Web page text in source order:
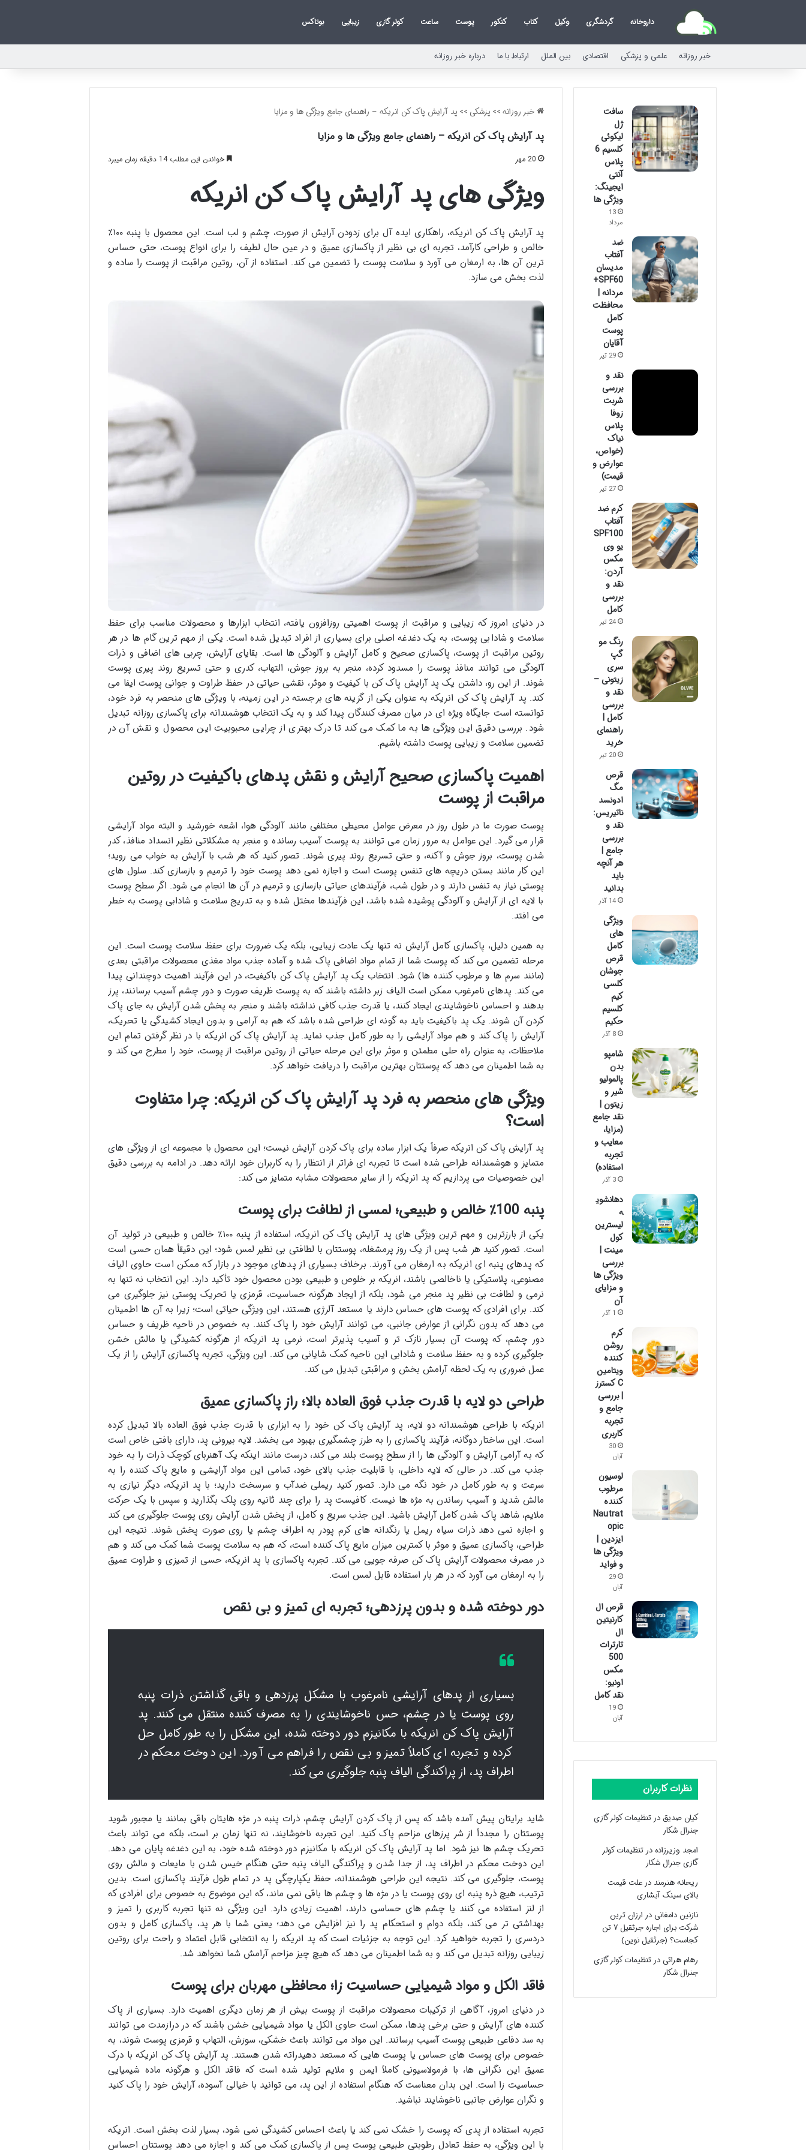
داروخانه گردشگری وکیل کتاب کنکور پوست ساعت کولر گازی زیبایی بوتاکس
خبر روزانه علمی و پزشکی اقتصادی بین الملل ارتباط با ما درباره خبر روزانه
خبر روزانه>> پزشکی >> پد آرایش پاک کن انریکه – راهنمای جامع ویژگی ها و مزایا
پد آرایش پاک کن انریکه – راهنمای جامع ویژگی ها و مزایا
20 مهر خواندن این مطلب 14 دقیقه زمان میبرد
ویژگی های پد آرایش پاک کن انریکه
پد آرایش پاک کن انریکه، راهکاری ایده آل برای زدودن آرایش از صورت، چشم و لب است. این محصول با پنبه ۱۰۰٪
خالص و طراحی کارآمد، تجربه ای بی نظیر از پاکسازی عمیق و در عین حال لطیف را برای انواع پوست، حتی حساس
ترین آن ها، به ارمغان می آورد و سلامت پوست را تضمین می کند. استفاده از آن، روتین مراقبت از پوست را ساده و
لذت بخش می سازد.
در دنیای امروز که زیبایی و مراقبت از پوست اهمیتی روزافزون یافته، انتخاب ابزارها و محصولات مناسب برای حفظ
سلامت و شادابی پوست، به یک دغدغه اصلی برای بسیاری از افراد تبدیل شده است. یکی از مهم ترین گام ها در هر
روتین مراقبت از پوست، پاکسازی صحیح و کامل آرایش و آلودگی ها است. بقایای آرایش، چربی های اضافی و ذرات
آلودگی می توانند منافذ پوست را مسدود کرده، منجر به بروز جوش، التهاب، کدری و حتی تسریع روند پیری پوست
شوند. از این رو، داشتن یک پد آرایش پاک کن با کیفیت و موثر، نقشی حیاتی در حفظ طراوت و جوانی پوست ایفا می
کند. پد آرایش پاک کن انریکه به عنوان یکی از گزینه های برجسته در این زمینه، با ویژگی های منحصر به فرد خود،
توانسته است جایگاه ویژه ای در میان مصرف کنندگان پیدا کند و به یک انتخاب هوشمندانه برای پاکسازی روزانه تبدیل
شود. بررسی دقیق این ویژگی ها به ما کمک می کند تا درک بهتری از چرایی محبوبیت این محصول و نقش آن در
تضمین سلامت و زیبایی پوست داشته باشیم.
اهمیت پاکسازی صحیح آرایش و نقش پدهای باکیفیت در روتین
مراقبت از پوست
پوست صورت ما در طول روز در معرض عوامل محیطی مختلفی مانند آلودگی هوا، اشعه خورشید و البته مواد آرایشی
قرار می گیرد. این عوامل به مرور زمان می توانند به پوست آسیب رسانده و منجر به مشکلاتی نظیر انسداد منافذ، کدر
شدن پوست، بروز جوش و آکنه، و حتی تسریع روند پیری شوند. تصور کنید که هر شب با آرایش به خواب می روید؛
این کار مانند بستن دریچه های تنفس پوست است و اجازه نمی دهد پوست خود را ترمیم و بازسازی کند. سلول های
پوستی نیاز به تنفس دارند و در طول شب، فرآیندهای حیاتی بازسازی و ترمیم در آن ها انجام می شود. اگر سطح پوست
با لایه ای از آرایش و آلودگی پوشیده شده باشد، این فرآیندها مختل شده و به تدریج سلامت و شادابی پوست به خطر
می افتد.
به همین دلیل، پاکسازی کامل آرایش نه تنها یک عادت زیبایی، بلکه یک ضرورت برای حفظ سلامت پوست است. این
مرحله تضمین می کند که پوست شما از تمام مواد اضافی پاک شده و آماده جذب مواد مغذی محصولات مراقبتی بعدی
(مانند سرم ها و مرطوب کننده ها) شود. انتخاب یک پد آرایش پاک کن باکیفیت، در این فرآیند اهمیت دوچندانی پیدا
می کند. پدهای نامرغوب ممکن است الیاف زبر داشته باشند که به پوست ظریف صورت و دور چشم آسیب برسانند، پرز
بدهند و احساس ناخوشایندی ایجاد کنند، یا قدرت جذب کافی نداشته باشند و منجر به پخش شدن آرایش به جای پاک
کردن آن شوند. یک پد باکیفیت باید به گونه ای طراحی شده باشد که هم به آرامی و بدون ایجاد کشیدگی یا تحریک،
آرایش را پاک کند و هم مواد آرایشی را به طور کامل جذب نماید. پد آرایش پاک کن انریکه با در نظر گرفتن تمام این
ملاحظات، به عنوان راه حلی مطمئن و موثر برای این مرحله حیاتی از روتین مراقبت از پوست، خود را مطرح می کند و
به شما اطمینان می دهد که پوستتان بهترین مراقبت را دریافت خواهد کرد.
ویژگی های منحصر به فرد پد آرایش پاک کن انریکه: چرا متفاوت
است؟
پد آرایش پاک کن انریکه صرفاً یک ابزار ساده برای پاک کردن آرایش نیست؛ این محصول با مجموعه ای از ویژگی های
متمایز و هوشمندانه طراحی شده است تا تجربه ای فراتر از انتظار را به کاربران خود ارائه دهد. در ادامه به بررسی دقیق
این خصوصیات می پردازیم که پد انریکه را از سایر محصولات مشابه متمایز می کند:
پنبه 100٪ خالص و طبیعی؛ لمسی از لطافت برای پوست
یکی از بارزترین و مهم ترین ویژگی های پد آرایش پاک کن انریکه، استفاده از پنبه ۱۰۰٪ خالص و طبیعی در تولید آن
است. تصور کنید هر شب پس از یک روز پرمشغله، پوستتان با لطافتی بی نظیر لمس شود؛ این دقیقاً همان حسی است
که پدهای پنبه ای انریکه به ارمغان می آورند. برخلاف بسیاری از پدهای موجود در بازار که ممکن است حاوی الیاف
مصنوعی، پلاستیکی یا ناخالصی باشند، انریکه بر خلوص و طبیعی بودن محصول خود تأکید دارد. این انتخاب نه تنها به
نرمی و لطافت بی نظیر پد منجر می شود، بلکه از ایجاد هرگونه حساسیت، قرمزی یا تحریک پوستی نیز جلوگیری می
کند. برای افرادی که پوست های حساس دارند یا مستعد آلرژی هستند، این ویژگی حیاتی است؛ زیرا به آن ها اطمینان
می دهد که بدون نگرانی از عوارض جانبی، می توانند آرایش خود را پاک کنند. به خصوص در ناحیه ظریف و حساس
دور چشم، که پوست آن بسیار نازک تر و آسیب پذیرتر است، نرمی پد انریکه از هرگونه کشیدگی یا مالش خشن
جلوگیری کرده و به حفظ سلامت و شادابی این ناحیه کمک شایانی می کند. این ویژگی، تجربه پاکسازی آرایش را از یک
عمل ضروری به یک لحظه آرامش بخش و مراقبتی تبدیل می کند.
طراحی دو لایه با قدرت جذب فوق العاده بالا؛ راز پاکسازی عمیق
انریکه با طراحی هوشمندانه دو لایه، پد آرایش پاک کن خود را به ابزاری با قدرت جذب فوق العاده بالا تبدیل کرده
است. این ساختار دوگانه، فرآیند پاکسازی را به طرز چشمگیری بهبود می بخشد. لایه بیرونی پد، دارای بافتی خاص است
که به آرامی آرایش و آلودگی ها را از سطح پوست بلند می کند، درست مانند اینکه یک آهنربای کوچک ذرات را به خود
جذب می کند. در حالی که لایه داخلی، با قابلیت جذب بالای خود، تمامی این مواد آرایشی و مایع پاک کننده را به
سرعت و به طور کامل در خود نگه می دارد. تصور کنید ریملی ضدآب و سرسخت دارید؛ با پد انریکه، دیگر نیازی به
مالش شدید و آسیب رساندن به مژه ها نیست. کافیست پد را برای چند ثانیه روی پلک بگذارید و سپس با یک حرکت
ملایم، شاهد پاک شدن کامل آرایش باشید. این جذب سریع و کامل، از پخش شدن آرایش روی پوست جلوگیری می کند
و اجازه نمی دهد ذرات سیاه ریمل یا رنگدانه های کرم پودر به اطراف چشم یا روی صورت پخش شوند. نتیجه این
طراحی، پاکسازی عمیق و موثر با کمترین میزان مایع پاک کننده است، که هم به سلامت پوست شما کمک می کند و هم
در مصرف محصولات آرایش پاک کن صرفه جویی می کند. تجربه پاکسازی با پد انریکه، حسی از تمیزی و طراوت عمیق
را به ارمغان می آورد که در هر بار استفاده قابل لمس است.
دور دوخته شده و بدون پرزدهی؛ تجربه ای تمیز و بی نقص
بسیاری از پدهای آرایشی نامرغوب با مشکل پرزدهی و باقی گذاشتن ذرات پنبه
روی پوست یا در چشم، حس ناخوشایندی را به مصرف کننده منتقل می کنند. پد
آرایش پاک کن انریکه با مکانیزم دور دوخته شده، این مشکل را به طور کامل حل
کرده و تجربه ای کاملاً تمیز و بی نقص را فراهم می آورد. این دوخت محکم در
اطراف پد، از پراکندگی الیاف پنبه جلوگیری می کند.
شاید برایتان پیش آمده باشد که پس از پاک کردن آرایش چشم، ذرات پنبه در مژه هایتان باقی بمانند یا مجبور شوید
پوستتان را مجدداً از شر پرزهای مزاحم پاک کنید. این تجربه ناخوشایند، نه تنها زمان بر است، بلکه می تواند باعث
تحریک چشم ها نیز شود. اما پد آرایش پاک کن انریکه با مکانیزم دور دوخته شده خود، به این دغدغه پایان می دهد.
این دوخت محکم در اطراف پد، از جدا شدن و پراکندگی الیاف پنبه حتی هنگام خیس شدن با مایعات و مالش روی
پوست، جلوگیری می کند. نتیجه این طراحی هوشمندانه، حفظ یکپارچگی پد در تمام طول فرآیند پاکسازی است. بدین
ترتیب، هیچ ذره پنبه ای روی پوست یا در مژه ها و چشم ها باقی نمی ماند، که این موضوع به خصوص برای افرادی که
از لنز استفاده می کنند یا چشم های حساسی دارند، اهمیت زیادی دارد. این ویژگی نه تنها تجربه کاربری را تمیز و
بهداشتی تر می کند، بلکه دوام و استحکام پد را نیز افزایش می دهد؛ یعنی شما با هر پد، پاکسازی کامل و بدون
دردسری را تجربه خواهید کرد. این توجه به جزئیات است که پد انریکه را به انتخابی قابل اعتماد و راحت برای روتین
زیبایی روزانه تبدیل می کند و به شما اطمینان می دهد که هیچ چیز مزاحم آرامش شما نخواهد شد.
فاقد الکل و مواد شیمیایی حساسیت زا؛ محافظی مهربان برای پوست
در دنیای امروز، آگاهی از ترکیبات محصولات مراقبت از پوست بیش از هر زمان دیگری اهمیت دارد. بسیاری از پاک
کننده های آرایش و حتی برخی پدها، ممکن است حاوی الکل یا مواد شیمیایی خشن باشند که در درازمدت می توانند
به سد دفاعی طبیعی پوست آسیب برسانند. این مواد می توانند باعث خشکی، سوزش، التهاب و قرمزی پوست شوند، به
خصوص برای پوست های حساس یا پوست هایی که مستعد دهیدراته شدن هستند. پد آرایش پاک کن انریکه با درک
عمیق این نگرانی ها، با فرمولاسیونی کاملاً ایمن و ملایم تولید شده است که فاقد الکل و هرگونه ماده شیمیایی
حساسیت زا است. این بدان معناست که هنگام استفاده از این پد، می توانید با خیالی آسوده، آرایش خود را پاک کنید
و نگران عوارض جانبی ناخوشایند نباشید.
تجربه استفاده از پدی که پوست را خشک نمی کند یا باعث احساس کشیدگی نمی شود، بسیار لذت بخش است. انریکه
با این ویژگی، به حفظ تعادل رطوبتی طبیعی پوست پس از پاکسازی کمک می کند و اجازه می دهد پوستتان احساس
سافت
ژل
لیکوئی
کلسیم 6
پلاس
آنتی
ایجینگ:
ویژگی ها
13
مرداد
ضد
آفتاب
مدیسان
SPF60+
مردانه |
محافظت
کامل
پوست
آقایان
29 تیر
نقد و
بررسی
شربت
زوفا
پلاس
نیاک
(خواص،
عوارض و
قیمت)
27 تیر
کرم ضد
آفتاب
SPF100
یو وی
مکس
آردن:
نقد و
بررسی
کامل
24 تیر
رنگ مو
گپ
سری
زیتونی –
نقد و
بررسی
کامل |
راهنمای
خرید
20 تیر
قرص
مگ
ادونسد
ناتیریس:
نقد و
بررسی
جامع |
هر آنچه
باید
بدانید
14 آذر
ویژگی
های
کامل
قرص
جوشان
کلسی
کیم
کلسیم
حکیم
8 آذر
شامپو
بدن
پالمولیو
شیر و
زیتون |
نقد جامع
(مزایا،
معایب و
تجربه
استفاده)
3 آذر
دهانشوی
ه
لیسترین
کول
مینت |
بررسی
ویژگی ها
و مزایای
آن
1 آذر
کرم
روشن
کننده
ویتامین
C کسترز
| بررسی
جامع و
تجربه
کاربری
30
آبان
لوسیون
مرطوب
کننده
Nautrat
opic
ایزدین |
ویژگی ها
و فواید
29
آبان
قرص ال
کارنیتین
ال
تارترات
500
مکس
اونیو:
نقد کامل
19
آبان
نظرات کاربران
کیان صدیق درتنظیمات کولر گازی
جنرال شکار
امجد وزیرزاده درتنظیمات کولر
گازی جنرال شکار
ریحانه هنرمند درعلت قیمت
بالای سینک آبشاری
نازنین دامغانیدر ارزان ترین
شرکت برای اجاره جرثقیل ۷ تن
کجاست؟ (جرثقیل نوین)
رهام هراتیدرتنظیمات کولر گازی
جنرال شکار